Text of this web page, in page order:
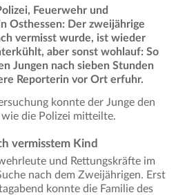
Feuerwehr und
Osthessen: Der zweijährige
vermisst wurde, ist wieder
aber sonst wohlauf: So
Jungen nach sieben Stunden
Reporterin vor Ort erfuhr.
konnte der Junge den
die Polizei mitteilte.
vermisstem Kind
und Rettungskräfte im
nach dem Zweijährigen. Erst
konnte die Familie des